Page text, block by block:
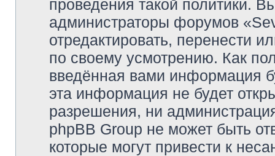
проведения такой политики.
администраторы форумов
отредактировать, перенести
по своему усмотрению. Как
введённая вами информация
эта информация не будет
разрешения, ни
phpBB Group не может быть
которые могут привести к